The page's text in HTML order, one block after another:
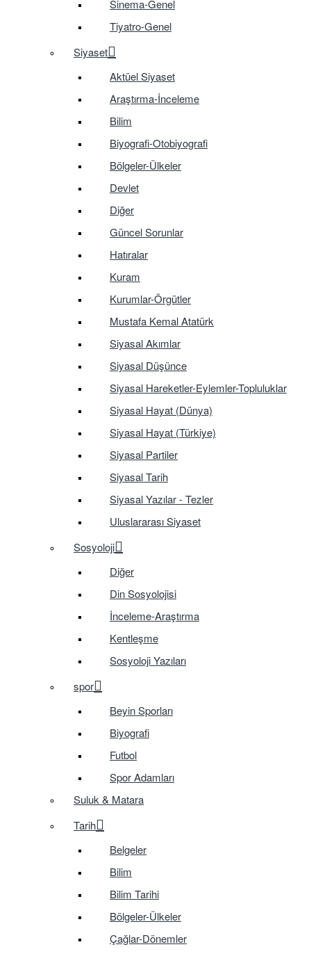
Sinema-Genel
Tiyatro-Genel
Siyaset
Aktüel Siyaset
Araştırma-İnceleme
Bilim
Biyografi-Otobiyografi
Bölgeler-Ülkeler
Devlet
Diğer
Güncel Sorunlar
Hatıralar
Kuram
Kurumlar-Örgütler
Mustafa Kemal Atatürk
Siyasal Akımlar
Siyasal Düşünce
Siyasal Hareketler-Eylemler-Topluluklar
Siyasal Hayat (Dünya)
Siyasal Hayat (Türkiye)
Siyasal Partiler
Siyasal Tarih
Siyasal Yazılar - Tezler
Uluslararası Siyaset
Sosyoloji
Diğer
Din Sosyolojisi
İnceleme-Araştırma
Kentleşme
Sosyoloji Yazıları
spor
Beyin Sporları
Biyografi
Futbol
Spor Adamları
Suluk & Matara
Tarih
Belgeler
Bilim
Bilim Tarihi
Bölgeler-Ülkeler
Çağlar-Dönemler